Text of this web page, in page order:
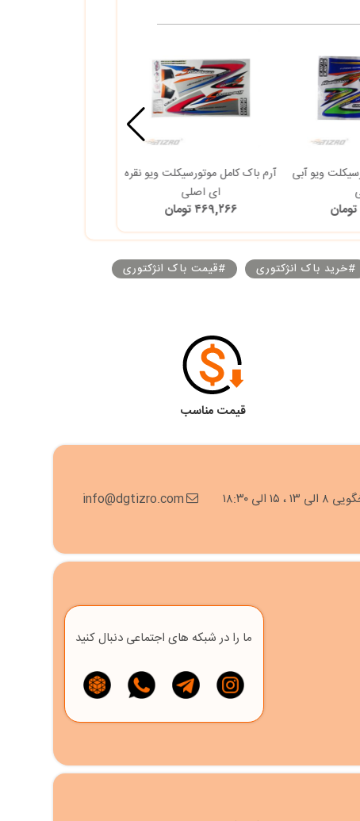
ویو آبی
آرم باک کامل موتورسیکلت ویو نقره
ای اصلی
۴۶۹,۲۶۶ تومان
#خرید باک انژکتوری
#قیمت باک انژکتوری
قیمت مناسب
الی ۱۸:۳۰ info@dgtizro.com
ما را در شبکه های اجتماعی دنبال کنید